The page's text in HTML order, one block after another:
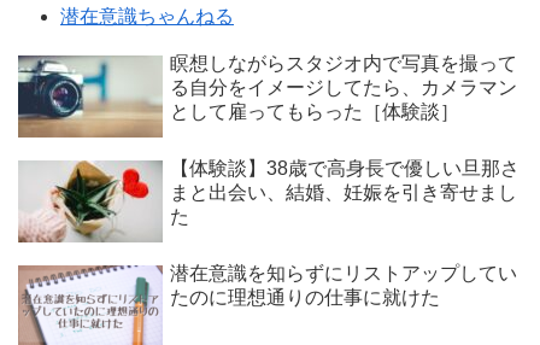
潜在意識ちゃんねる
瞑想しながらスタジオ内で写真を撮って
る自分をイメージしてたら、カメラマン
として雇ってもらった［体験談］
【体験談】38歳で高身長で優しい旦那さ
まと出会い、結婚、妊娠を引き寄せまし
た
潜在意識を知らずにリストアップしてい
たのに理想通りの仕事に就けた